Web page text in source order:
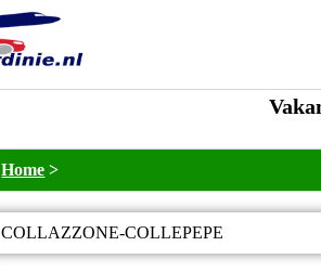
Home >
COLLAZZONE-COLLEPEPE